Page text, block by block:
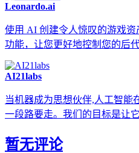
Leonardo.ai
使用 AI 创建令人惊叹的游戏
功能，让您更好地控制您的后
AI21labs
当机器成为思想伙伴,人工智能
一段路要走。我们的目标是让
暂无评论